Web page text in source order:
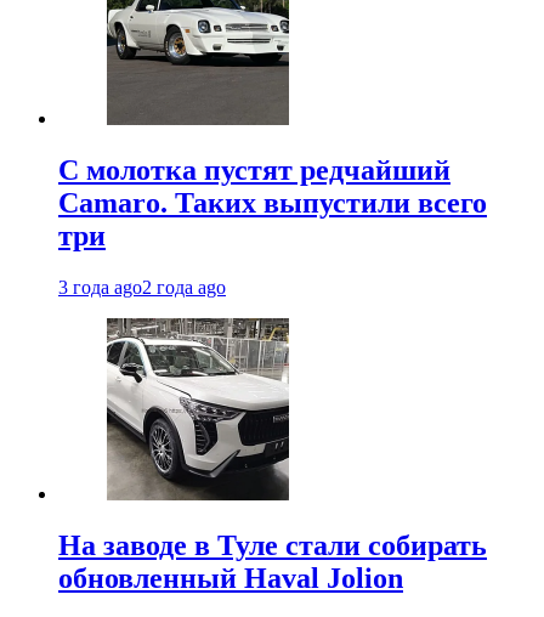
С молотка пустят редчайший
Camaro. Таких выпустили всего
три
3 года ago2 года ago
На заводе в Туле стали собирать
обновленный Haval Jolion